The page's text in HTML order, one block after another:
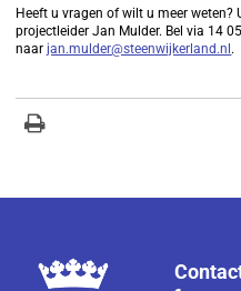
Heeft u vragen of wilt u meer
projectleider Jan Mulder. Bel via 14
naarjan.mulder@steenwijkerland.nl.